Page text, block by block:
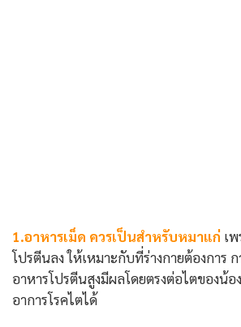
1.อาหารเม็ด ควรเป็นสำหรับหมาแก่ เ
โปรตีนลง ให้เหมาะกับที่ร่างกายต้องการ
อาหารโปรตีนสูงมีผลโดยตรงต่อไตของน้
อาการโรคไตได้